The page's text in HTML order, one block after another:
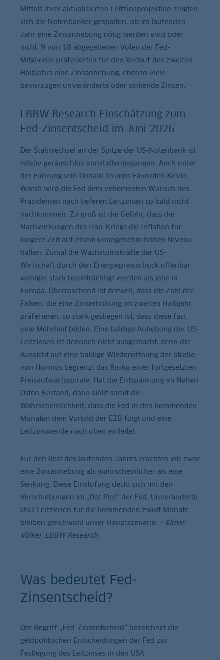
Mittels ihrer aktualisierten Leitzinsprojektion zeigten
sich die Notenbanker gespalten, ob im laufenden
Jahr eine Zinsanhebung nötig werden wird oder
nicht. 9 von 18 abgegebenen Voten der Fed-
Mitglieder präferierten für den Verlauf des zweiten
Halbjahrs eine Zinsanhebung, ebenso viele
bevorzugen unveränderte oder sinkende Zinsen.
LBBW Research Einschätzung zum
Fed-Zinsentscheid im Juni 2026
Der Stabwechsel an der Spitze der US-Notenbank ist
relativ geräuschlos vonstattengegangen. Auch unter
der Führung von Donald Trumps Favoriten Kevin
Warsh wird die Fed dem vehementen Wunsch des
Präsidenten nach tieferen Leitzinsen so bald nicht
nachkommen. Zu groß ist die Gefahr, dass die
Nachwirkungen des Iran-Kriegs die Inflation für
längere Zeit auf einem unangenehm hohen Niveau
halten. Zumal die Wachstumskräfte der US-
Wirtschaft durch den Energiepreisschock offenbar
weniger stark beeinträchtigt werden als jene in
Europa. Überraschend ist derweil, dass die Zahl der
Falken, die eine Zinserhöhung im zweiten Halbjahr
präferieren, so stark gestiegen ist, dass diese fast
eine Mehrheit bilden. Eine baldige Anhebung der US-
Leitzinsen ist dennoch nicht ausgemacht, denn die
Aussicht auf eine baldige Wiederöffnung der Straße
von Hormus begrenzt das Risiko einer fortgesetzten
Preisaufwärtsspirale. Hat die Entspannung im Nahen
Osten Bestand, dann sinkt somit die
Wahrscheinlichkeit, dass die Fed in den kommenden
Monaten dem Vorbild der EZB folgt und eine
Leitzinswende nach oben einleitet.
Für den Rest des laufenden Jahres erachten wir zwar
eine Zinsanhebung als wahrscheinlicher als eine
Senkung. Diese Einstufung deckt sich mit den
Verschiebungen im „Dot Plot“ der Fed. Unveränderte
USD-Leitzinsen für die kommenden zwölf Monate
bleiben gleichwohl unser Hauptszenario. - Elmar
Völker, LBBW Research
Was bedeutet Fed-
Zinsentscheid?
Der Begriff „Fed-Zinsentscheid“ bezeichnet die
geldpolitischen Entscheidungen der Fed zur
Festlegung des Leitzinses in den USA.